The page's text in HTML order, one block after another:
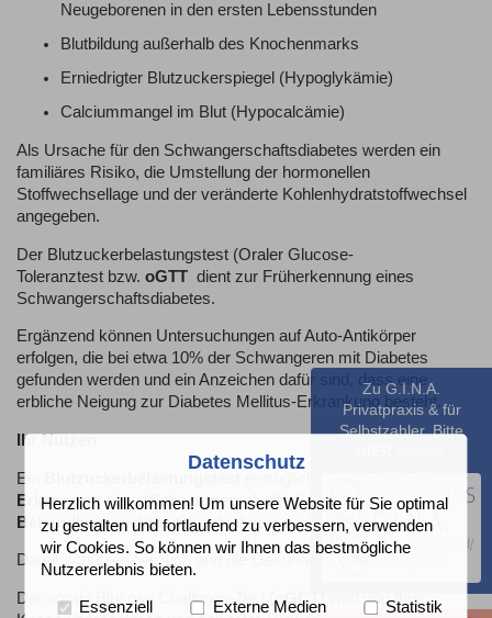
Zu G.I.N.A.
Privatpraxis & für
Selbstzahler. Bitte
Neugeborenen in den ersten Lebensstunden
Blutbildung außerhalb des Knochenmarks
Erniedrigter Blutzuckerspiegel (Hypoglykämie)
Calciummangel im Blut (Hypocalcämie)
Als Ursache für den Schwangerschaftsdiabetes werden ein
familiäres Risiko, die Umstellung der hormonellen
Stoffwechsellage und der veränderte Kohlenhydratstoffwechsel
angegeben.
Der Blutzuckerbelastungstest (Oraler Glucose-
Toleranztest bzw. oGTT dient zur Früherkennung eines
Schwangerschaftsdiabetes.
Ergänzend können Untersuchungen auf Auto-Antikörper
erfolgen, die bei etwa 10% der Schwangeren mit Diabetes
gefunden werden und ein Anzeichen dafür sind, dass eine
erbliche Neigung zur Diabetes Mellitus-Erkrankung besteht.
Ihr Nutzen
Ein
Erkennung einesSchwangerschaftsdiabetes, um eine
Behandlung rechtzeitigaufnehmen zu können.
Damit schützen Sie sich und die Gesundheit Ihres Babys.
Der sorale Blucose Challenge-Test ( oGCT
) wird von Ihrer
Datenschutz
Herzlich willkommen! Um unsere Website für Sie optimal
zu gestalten und fortlaufend zu verbessern, verwenden
wir Cookies. So können wir Ihnen das bestmögliche
Nutzererlebnis bieten.
Essenziell Externe Medien Statistik